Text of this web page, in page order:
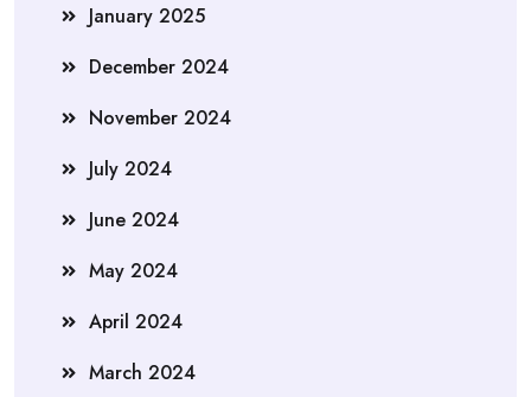
January 2025
December 2024
November 2024
July 2024
June 2024
May 2024
April 2024
March 2024